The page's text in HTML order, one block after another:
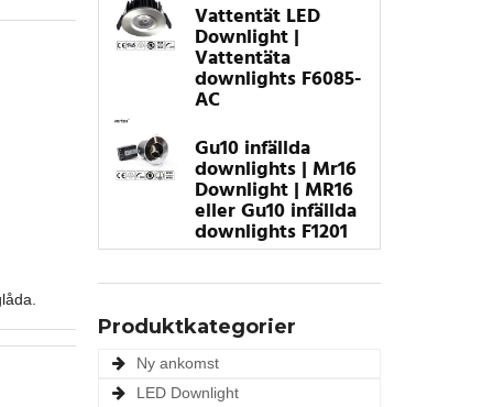
Vattentät LED
Downlight |
Vattentäta
downlights F6085-
AC
Gu10 infällda
downlights | Mr16
Downlight | MR16
eller Gu10 infällda
downlights F1201
Produktkategorier
Ny ankomst
LED Downlight